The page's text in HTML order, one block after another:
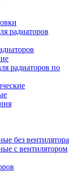
радиаторов
радиаторов по
без вентилятора
с вентилятором